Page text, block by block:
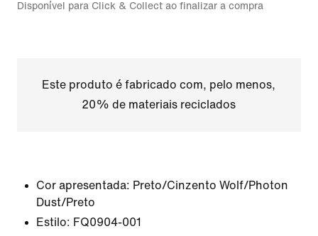
Disponível para Click & Collect ao finalizar a compra
Este produto é fabricado com, pelo menos,
20% de materiais reciclados
Cor apresentada: Preto/Cinzento Wolf/Photon
Dust/Preto
Estilo: FQ0904-001